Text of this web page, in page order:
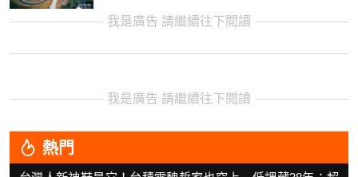
我是廣告 請繼續往下閱讀
我是廣告 請繼續往下閱讀
熱門